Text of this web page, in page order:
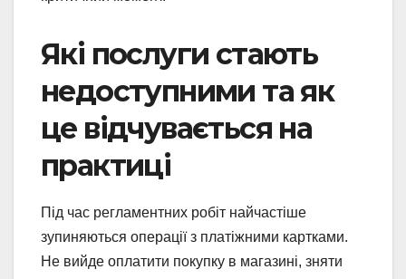
Які послуги стають
недоступними та як
це відчувається на
практиці
Під час регламентних робіт найчастіше
зупиняються операції з платіжними картками.
Не вийде оплатити покупку в магазині, зняти